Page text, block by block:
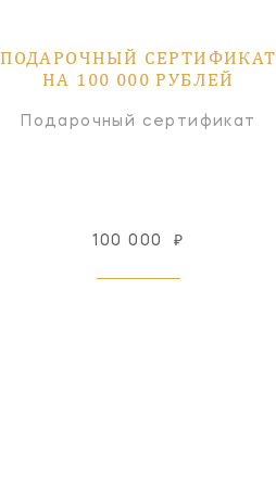
ПОДАРОЧНЫЙ СЕРТИФИКАТ
НА 100 000 РУБЛЕЙ
Подарочный сертификат
100 000 ₽